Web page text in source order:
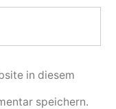
in diesem
speichern.